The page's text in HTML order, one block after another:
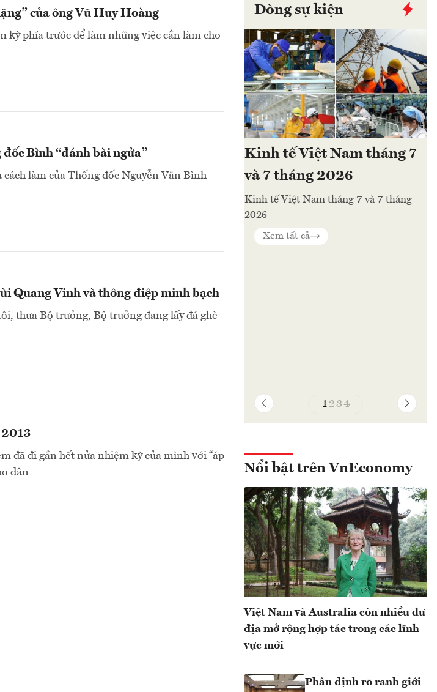
của ông Vũ Huy Hoàng
kỳ phía trước để làm những việc cần làm cho
Bình “đánh bài ngửa”
làm của Thống đốc Nguyễn Văn Bình
Quang Vinh và thông điệp minh bạch
thưa Bộ trưởng, Bộ trưởng đang lấy đá ghè
2013
đã đi gần hết nửa nhiệm kỳ của mình với “áp
dân
Dòng sự kiện
Kinh tế Việt Nam tháng 7
và 7 tháng 2026
Kinh tế Việt Nam tháng 7 và 7 tháng
2026
Xem tất cả
1 23 4
Nổi bật trên VnEconomy
Việt Nam và Australia còn nhiều dư
địa mở rộng hợp tác trong các lĩnh
vực mới
Phân định rõ ranh giới